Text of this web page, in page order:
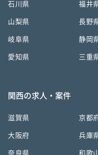
石川県 福井
山梨県 長野
岐阜県 静岡
愛知県 三重
関西の求人・案件
滋賀県 京都
大阪府 兵庫
奈良県 和歌